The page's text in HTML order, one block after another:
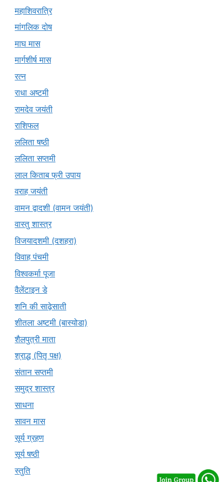
महाशिवरात्रि
मांगलिक दोष
माघ मास
मार्गशीर्ष मास
रत्न
राधा अष्टमी
रामदेव जयंती
राशिफल
ललिता षष्ठी
ललिता सप्तमी
लाल किताब फ्री उपाय
वराह जयंती
वामन द्वादशी (वामन जयंती)
वास्तु शास्त्र
विजयादशमी (दशहरा)
विवाह पंचमी
विश्वकर्मा पूजा
वैलेंटाइन डे
शनि की साढ़ेसाती
शीतला अष्टमी (बास्योडा)
शैलपुत्री माता
श्राद्ध (पितृ पक्ष)
संतान सप्तमी
समुद्र शास्त्र
साधना
सावन मास
सूर्य ग्रहण
सूर्य षष्ठी
स्तुति